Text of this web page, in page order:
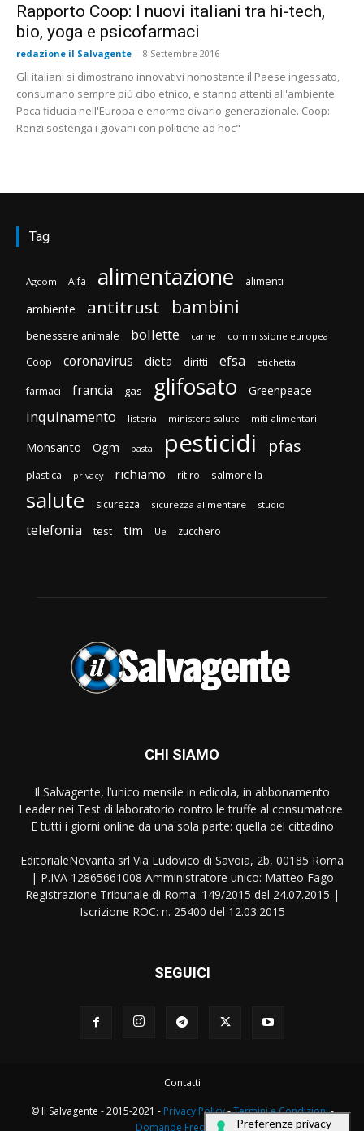
Rapporto Coop: I nuovi italiani tra hi-tech,
bio, yoga e psicofarmaci
redazione il Salvagente - 8 Settembre 2016
Gli italiani si dimostrano innovativi nonostante il Paese ingessato,
consumano sempre più cibo etnico, e stanno attenti all'ambiente.
Poca fiducia nell'Europa e enorme divario generazionale. Coop:
Renzi sostenga i giovani con politiche ad hoc"
Tag
Agcom Aifa alimentazione alimenti
ambiente antitrust bambini
benessere animale bollette carne commissione europea
Coop coronavirus dieta diritti efsa etichetta
farmaci francia gas glifosato Greenpeace
inquinamento listeria ministero salute miti alimentari
Monsanto Ogm pasta pesticidi pfas
plastica privacy richiamo ritiro salmonella
salute sicurezza sicurezza alimentare studio
telefonia test tim Ue zucchero
CHI SIAMO
Il Salvagente, l’unico mensile in edicola, in abbonamento
Leader nei Test di laboratorio contro le truffe al consumatore.
E tutti i giorni online da una sola parte: quella del cittadino
EditorialeNovanta srl Via Ludovico di Savoia, 2b, 00185 Roma
| P.IVA 12865661008 Amministratore unico: Matteo Fago
Registrazione Tribunale di Roma: 149/2015 del 24.07.2015 |
Iscrizione ROC: n. 25400 del 12.03.2015
SEGUICI
Contatti
© Il Salvagente - 2015-2021 - Privacy Policy-Termini e Condizioni-
Domande Frequenti